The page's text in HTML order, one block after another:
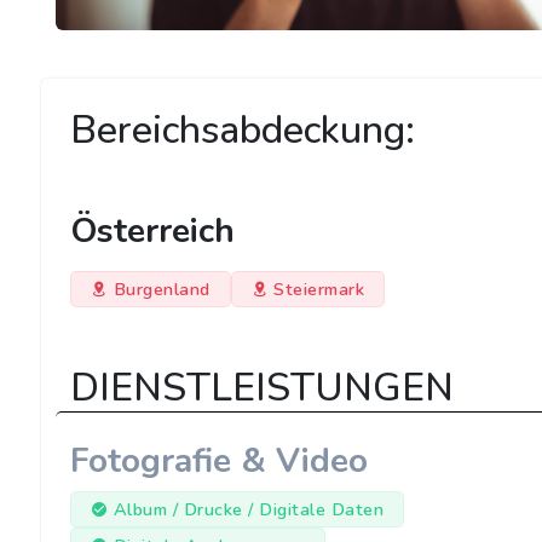
Bereichsabdeckung:
Österreich
Burgenland Steiermark
DIENSTLEISTUNGEN
Fotografie & Video
Album / Drucke / Digitale Daten